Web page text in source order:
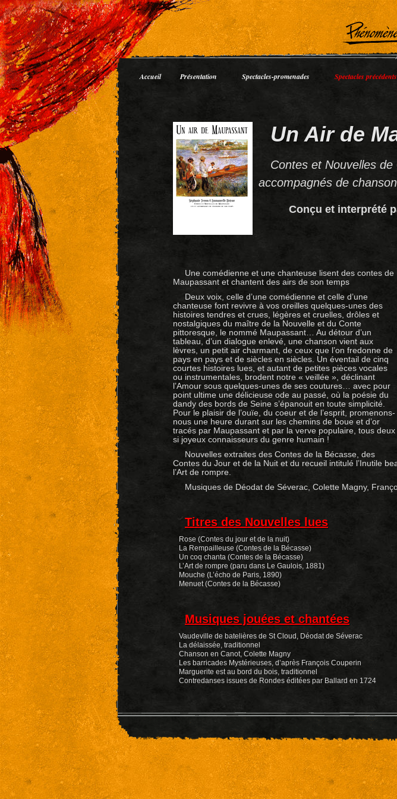
Accueil Présentation Spectacles-promenades Spectacles précédents
Un Air de
Contes et Nouvelles
accompagnés de
Conçu et interprété
Une comédienne et une chanteuse lisent des contes de
Maupassant et chantent des airs de son temps
Deux voix, celle d’une comédienne et celle d’une
chanteuse font revivre à vos oreilles quelques-unes des
histoires tendres et crues, légères et cruelles, drôles et
nostalgiques du maître de la Nouvelle et du Conte
pittoresque, le nommé Maupassant… Au détour d’un
tableau, d’un dialogue enlevé, une chanson vient aux
lèvres, un petit air charmant, de ceux que l’on fredonne de
pays en pays et de siècles en siècles. Un éventail de cinq
courtes histoires lues, et autant de petites pièces vocales
ou instrumentales, brodent notre « veillée », déclinant
l’Amour sous quelques-unes de ses coutures… avec pour
point ultime une délicieuse ode au passé, où la poésie du
dandy des bords de Seine s’épanouit en toute simplicité.
Pour le plaisir de l’ouïe, du coeur et de l’esprit, promenons-
nous une heure durant sur les chemins de boue et d’or
tracés par Maupassant et par la verve populaire, tous deux
si joyeux connaisseurs du genre humain !
Nouvelles extraites des Contes de la Bécasse, des
Contes du Jour et de la Nuit et du recueil intitulé l’Inutile
l’Art de rompre.
Musiques de Déodat de Séverac, Colette Magny,
Titres des Nouvelles lues
Rose (Contes du jour et de la nuit)
La Rempailleuse (Contes de la Bécasse)
Un coq chanta (Contes de la Bécasse)
L’Art de rompre (paru dans Le Gaulois, 1881)
Mouche (L’écho de Paris, 1890)
Menuet (Contes de la Bécasse)
Musiques jouées et chantées
Vaudeville de batelières de St Cloud, Déodat de Séverac
La délaissée, traditionnel
Chanson en Canot, Colette Magny
Les barricades Mystérieuses, d’après François Couperin
Marguerite est au bord du bois, traditionnel
Contredanses issues de Rondes éditées par Ballard en 1724